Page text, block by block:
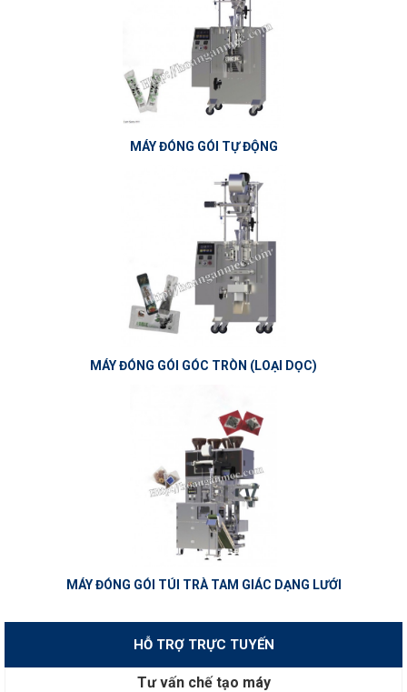
MÁY ĐÓNG GÓI TỰ ĐỘNG
MÁY ĐÓNG GÓI GÓC TRÒN (LOẠI DỌC)
MÁY ĐÓNG GÓI TÚI TRÀ TAM GIÁC DẠNG LƯỚI
HỖ TRỢ TRỰC TUYẾN
Tư vấn chế tạo máy